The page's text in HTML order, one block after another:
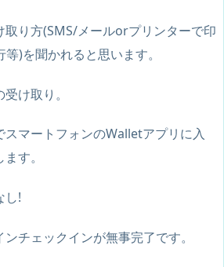
取り方(SMS/メールorプリンターで印
)を聞かれると思います。
け取り。
スマートフォンのWalletアプリに入
す。
し!
チェックインが無事完了です。